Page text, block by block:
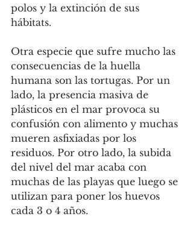
polos y la extinción de sus
hábitats.
Otra especie que sufre mucho las
consecuencias de la huella
humana son las tortugas. Por un
lado, la presencia masiva de
plásticos en el mar provoca su
confusión con alimento y muchas
mueren asfixiadas por los
residuos. Por otro lado, la subida
del nivel del mar acaba con
muchas de las playas que luego se
utilizan para poner los huevos
cada 3 o 4 años.